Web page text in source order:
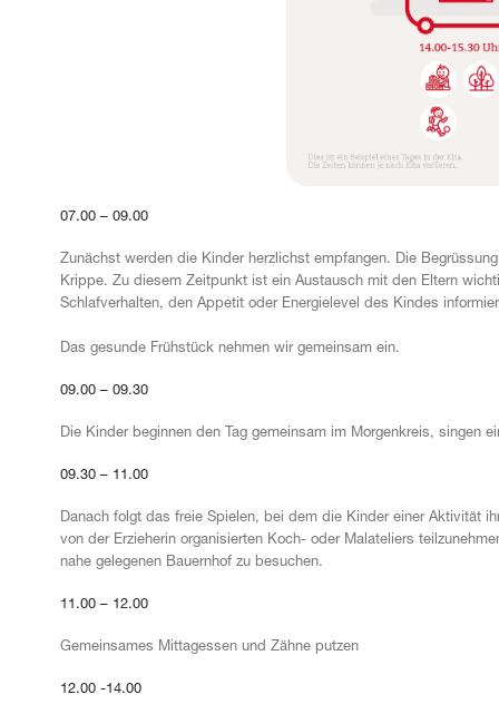
07.00 – 09.00
Zunächst werden die Kinder herzlichst empfangen. Die
Krippe. Zu diesem Zeitpunkt ist ein Austausch mit den Eltern
Schlafverhalten, den Appetit oder Energielevel des Kindes
Das gesunde Frühstück nehmen wir gemeinsam ein.
09.00 – 09.30
Die Kinder beginnen den Tag gemeinsam im Morgenkreis, singen
09.30 – 11.00
Danach folgt das freie Spielen, bei dem die Kinder einer Aktivität
von der Erzieherin organisierten Koch- oder Malateliers
nahe gelegenen Bauernhof zu besuchen.
11.00 – 12.00
Gemeinsames Mittagessen und Zähne putzen
12.00 -14.00